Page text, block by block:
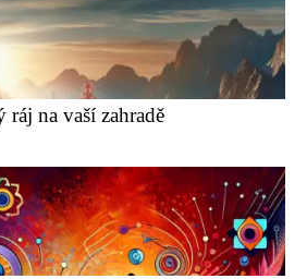
na vaší zahradě